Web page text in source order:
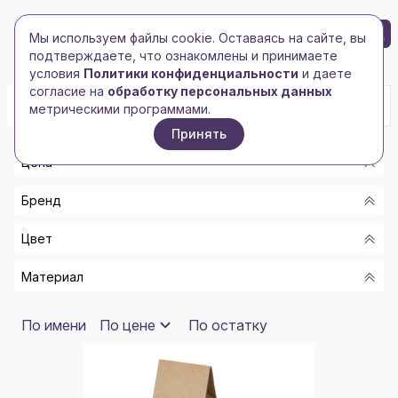
Toggle navigation
Toggle navigation
БРЕНД-ЛОГО 0
Главная/Вкусные подарки/Наборы с чаем
Цена
От
До
Бренд
EAT & BITE
EAT & BITE SELECT
Цвет
КОРИЧНЕВЫЙ, БЕЛЫЙ
КОРИЧНЕВЫЙ, ЗЕЛЕНЫЙ
КОРИЧНЕВЫЙ, ОРАНЖЕВЫЙ
Материал
КЕРАМИКА, ДЕРЕВО
КОРОБКА- КАРТОН, КРУЖКА- КЕРАМИКА
По имени По цене По остатку
Мы используем файлы cookie. Оставаясь на сайте, вы
подтверждаете, что ознакомлены и принимаете
условия Политики конфиденциальности и даете
согласие на обработку персональных данных
метрическими программами.
Принять